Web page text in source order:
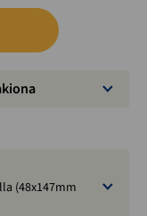
(48x147mm